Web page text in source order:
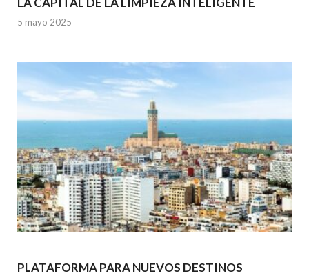
5 mayo 2025
PLATAFORMA PARA NUEVOS DESTINOS